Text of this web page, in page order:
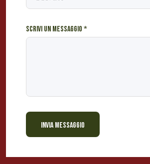
Scrivi un messaggio *
INVIA MESSAGGIO